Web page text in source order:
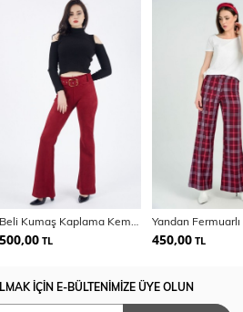
500,00 TL 450,00 TL
İÇİN E-BÜLTENİMİZE ÜYE OLUN